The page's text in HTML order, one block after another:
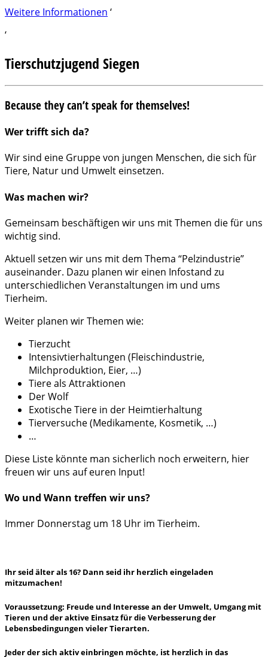
Weitere Informationen ‘
‘
Tierschutzjugend Siegen
Because they can’t speak for themselves!
Wer trifft sich da?
Wir sind eine Gruppe von jungen Menschen, die sich für
Tiere, Natur und Umwelt einsetzen.
Was machen wir?
Gemeinsam beschäftigen wir uns mit Themen die für uns
wichtig sind.
Aktuell setzen wir uns mit dem Thema “Pelzindustrie”
auseinander. Dazu planen wir einen Infostand zu
unterschiedlichen Veranstaltungen im und ums
Tierheim.
Weiter planen wir Themen wie:
Tierzucht
Intensivtierhaltungen (Fleischindustrie,
Milchproduktion, Eier, …)
Tiere als Attraktionen
Der Wolf
Exotische Tiere in der Heimtierhaltung
Tierversuche (Medikamente, Kosmetik, …)
…
Diese Liste könnte man sicherlich noch erweitern, hier
freuen wir uns auf euren Input!
Wo und Wann treffen wir uns?
Immer Donnerstag um 18 Uhr im Tierheim.
Ihr seid älter als 16? Dann seid ihr herzlich eingeladen
mitzumachen!
Voraussetzung: Freude und Interesse an der Umwelt, Umgang mit
Tieren und der aktive Einsatz für die Verbesserung der
Lebensbedingungen vieler Tierarten.
Jeder der sich aktiv einbringen möchte, ist herzlich in das